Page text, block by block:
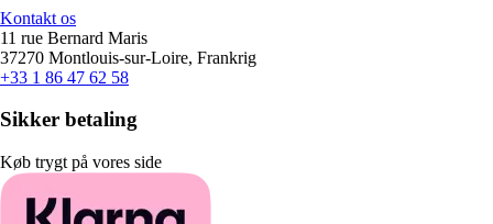
Kontakt os
11 rue Bernard Maris
37270 Montlouis-sur-Loire, Frankrig
+33 1 86 47 62 58
Sikker betaling
Køb trygt på vores side